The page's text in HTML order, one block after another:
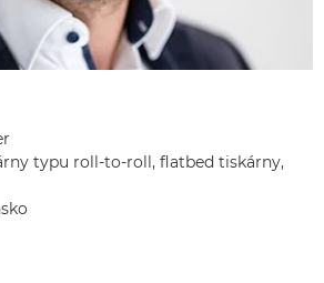
typu roll-to-roll, flatbed tiskárny,